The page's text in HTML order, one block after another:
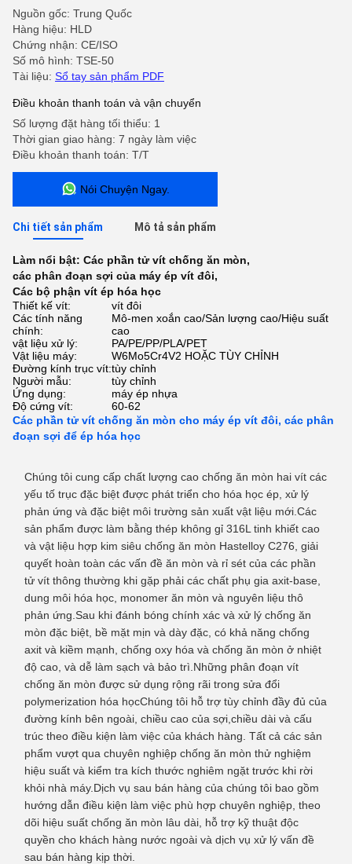
Nguồn gốc: Trung Quốc
Hàng hiệu: HLD
Chứng nhận: CE/ISO
Số mô hình: TSE-50
Tài liệu: Sổ tay sản phẩm PDF
Điều khoản thanh toán và vận chuyển
Số lượng đặt hàng tối thiểu: 1
Thời gian giao hàng: 7 ngày làm việc
Điều khoản thanh toán: T/T
Nói Chuyện Ngay.
Chi tiết sản phẩm Mô tả sản phẩm
Làm nổi bật: Các phần tử vít chống ăn mòn,
các phân đoạn sợi của máy ép vít đôi,
Các bộ phận vít ép hóa học
Thiết kế vít:
vít đôi
Các tính năng
chính:
Mô-men xoắn cao/Sản lượng cao/Hiệu suất
cao
vật liệu xử lý:
PA/PE/PP/PLA/PET
Vật liệu máy:
W6Mo5Cr4V2 HOẶC TÙY CHỈNH
Đường kính trục vít:tùy chỉnh
Người mẫu:
tùy chỉnh
Ứng dụng:
máy ép nhựa
Độ cứng vít:
60-62
Các phần tử vít chống ăn mòn cho máy ép vít đôi, các phân
đoạn sợi để ép hóa học
Chúng tôi cung cấp chất lượng cao chống ăn mòn hai vít các
yếu tố trục đặc biệt được phát triển cho hóa học ép, xử lý
phản ứng và đặc biệt môi trường sản xuất vật liệu mới.Các
sản phẩm được làm bằng thép không gỉ 316L tinh khiết cao
và vật liệu hợp kim siêu chống ăn mòn Hastelloy C276, giải
quyết hoàn toàn các vấn đề ăn mòn và rỉ sét của các phần
tử vít thông thường khi gặp phải các chất phụ gia axit-base,
dung môi hóa học, monomer ăn mòn và nguyên liệu thô
phản ứng.Sau khi đánh bóng chính xác và xử lý chống ăn
mòn đặc biệt, bề mặt mịn và dày đặc, có khả năng chống
axit và kiềm mạnh, chống oxy hóa và chống ăn mòn ở nhiệt
độ cao, và dễ làm sạch và bảo trì.Những phân đoạn vít
chống ăn mòn được sử dụng rộng rãi trong sửa đổi
polymerization hóa họcChúng tôi hỗ trợ tùy chỉnh đầy đủ của
đường kính bên ngoài, chiều cao của sợi,chiều dài và cấu
trúc theo điều kiện làm việc của khách hàng. Tất cả các sản
phẩm vượt qua chuyên nghiệp chống ăn mòn thử nghiệm
hiệu suất và kiểm tra kích thước nghiêm ngặt trước khi rời
khỏi nhà máy.Dịch vụ sau bán hàng của chúng tôi bao gồm
hướng dẫn điều kiện làm việc phù hợp chuyên nghiệp, theo
dõi hiệu suất chống ăn mòn lâu dài, hỗ trợ kỹ thuật độc
quyền cho khách hàng nước ngoài và dịch vụ xử lý vấn đề
sau bán hàng kịp thời.